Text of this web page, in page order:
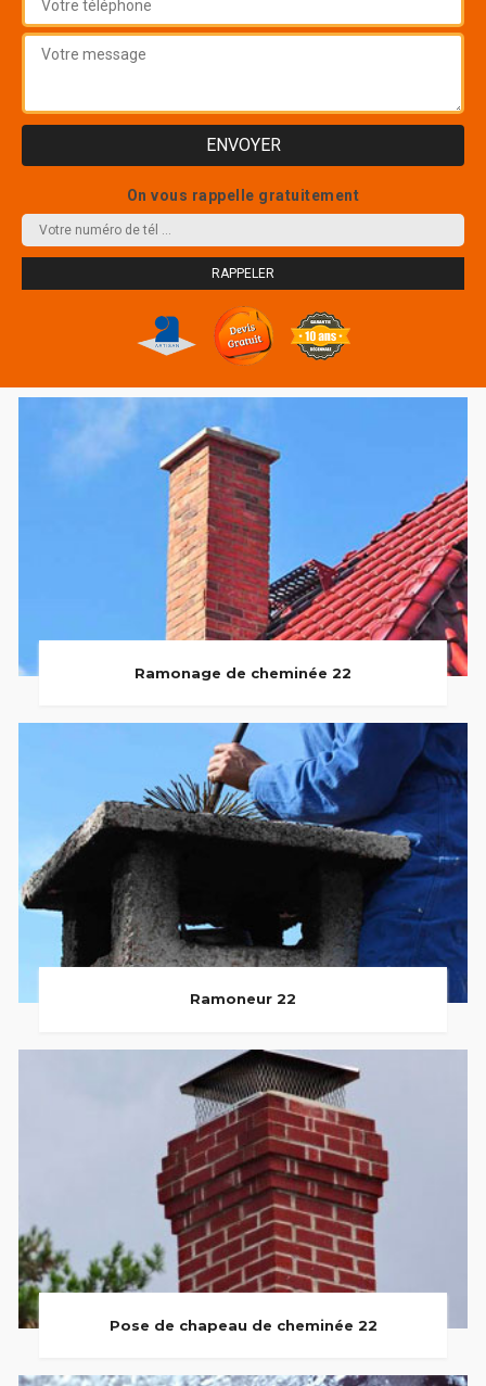
On vous rappelle gratuitement
Ramonage de cheminée 22
Ramoneur 22
Pose de chapeau de cheminée 22